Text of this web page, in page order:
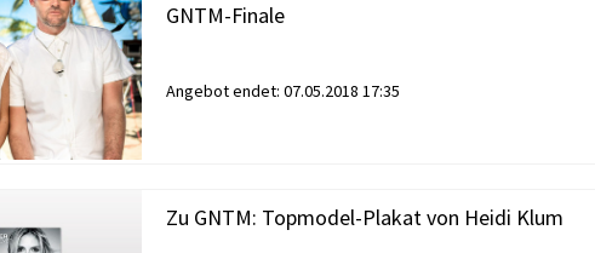
GNTM-Finale
Angebot endet: 07.05.2018 17:35
Zu GNTM: Topmodel-Plakat von Heidi Klum